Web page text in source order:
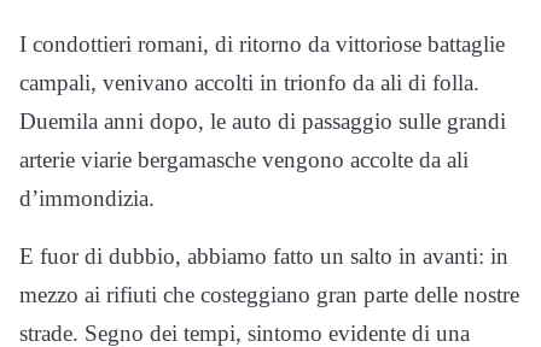
I condottieri romani, di ritorno da vittoriose battaglie
campali, venivano accolti in trionfo da ali di folla.
Duemila anni dopo, le auto di passaggio sulle grandi
arterie viarie bergamasche vengono accolte da ali
d’immondizia.
E fuor di dubbio, abbiamo fatto un salto in avanti: in
mezzo ai rifiuti che costeggiano gran parte delle nostre
strade. Segno dei tempi, sintomo evidente di una